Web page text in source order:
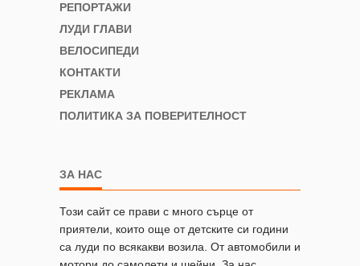
РЕПОРТАЖИ
ЛУДИ ГЛАВИ
ВЕЛОСИПЕДИ
КОНТАКТИ
РЕКЛАМА
ПОЛИТИКА ЗА ПОВЕРИТЕЛНОСТ
ЗА НАС
Този сайт се прави с много сърце от
приятели, които още от детските си години
са луди по всякакви возила. От автомобили и